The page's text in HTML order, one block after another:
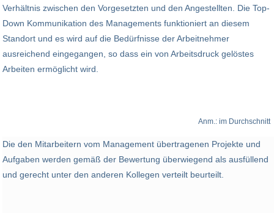
Verhältnis zwischen den Vorgesetzten und den Angestellten. Die Top-
Down Kommunikation des Managements funktioniert an diesem
Standort und es wird auf die Bedürfnisse der Arbeitnehmer
ausreichend eingegangen, so dass ein von Arbeitsdruck gelöstes
Arbeiten ermöglicht wird.
Anm.: im Durchschnitt
Die den Mitarbeitern vom Management übertragenen Projekte und
Aufgaben werden gemäß der Bewertung überwiegend als ausfüllend
und gerecht unter den anderen Kollegen verteilt beurteilt.